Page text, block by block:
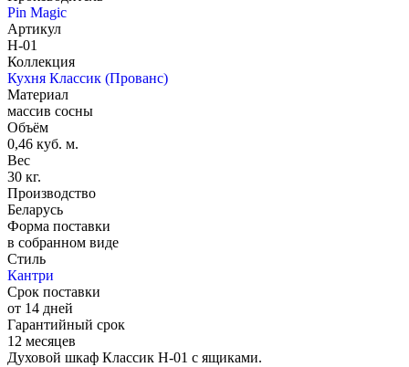
Pin Magic
Артикул
Н-01
Коллекция
Кухня Классик (Прованс)
Материал
массив сосны
Объём
0,46 куб. м.
Вес
30 кг.
Производство
Беларусь
Форма поставки
в собранном виде
Стиль
Кантри
Срок поставки
от 14 дней
Гарантийный срок
12 месяцев
Духовой шкаф Классик Н-01 с ящиками.